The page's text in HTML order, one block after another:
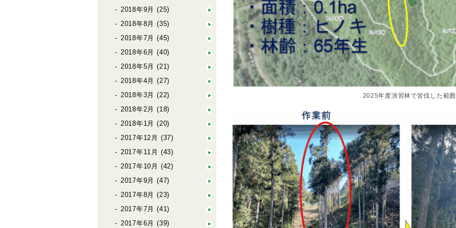
2018年9月 (25)
2018年8月 (35)
2018年7月 (45)
2018年6月 (40)
2018年5月 (21)
2018年4月 (27)
2018年3月 (22)
2018年2月 (18)
2018年1月 (20)
2017年12月 (37)
2017年11月 (43)
2017年10月 (42)
2017年9月 (47)
2017年8月 (23)
2017年7月 (41)
2017年6月 (39)
2025年度演習林で皆伐した範囲